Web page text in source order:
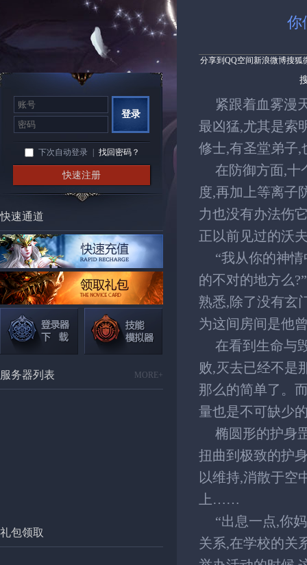
登录
下次自动登录 找回密码？
快速注册
快速通道
MORE+
服务器列表
礼包领取
你
分享到 QQ空间 新浪微博搜狐
紧跟着血雾漫
最凶猛,尤其是索
修士,有圣堂弟子,
在防御方面,十
度,再加上等离子
力也没有办法伤
正以前见过的沃
“我从你的神
的不对的地方么
熟悉,除了没有玄
为这间房间是他
在看到生命与
败,灭去已经不是
那么的简单了。
量也是不可缺少
椭圆形的护身
扭曲到极致的护
以维持,消散于空
上……
“出息一点,你
关系,在学校的关